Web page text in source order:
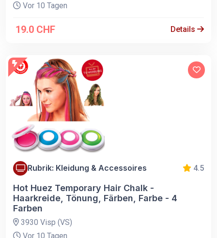
Vor 10 Tagen
19.0 CHF Details
Rubrik: Kleidung & Accessoires 4.5
Hot Huez Temporary Hair Chalk -
Haarkreide, Tönung, Färben, Farbe - 4
Farben
3930 Visp (VS)
Vor 10 Tagen